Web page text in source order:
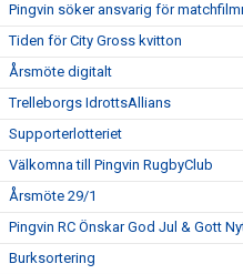
Pingvin söker ansvarig för
Tiden för City Gross kvitton
Årsmöte digitalt
Trelleborgs IdrottsAllians
Supporterlotteriet
Välkomna till Pingvin RugbyClub
Årsmöte 29/1
Pingvin RC Önskar God Jul & Gott
Burksortering